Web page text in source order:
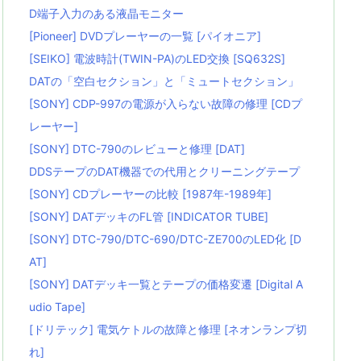
D端子入力のある液晶モニター
[Pioneer] DVDプレーヤーの一覧 [パイオニア]
[SEIKO] 電波時計(TWIN-PA)のLED交換 [SQ632S]
DATの「空白セクション」と「ミュートセクション」
[SONY] CDP-997の電源が入らない故障の修理 [CDプ
レーヤー]
[SONY] DTC-790のレビューと修理 [DAT]
DDSテープのDAT機器での代用とクリーニングテープ
[SONY] CDプレーヤーの比較 [1987年-1989年]
[SONY] DATデッキのFL管 [INDICATOR TUBE]
[SONY] DTC-790/DTC-690/DTC-ZE700のLED化 [D
AT]
[SONY] DATデッキ一覧とテープの価格変遷 [Digital A
udio Tape]
[ドリテック] 電気ケトルの故障と修理 [ネオンランプ切
れ]